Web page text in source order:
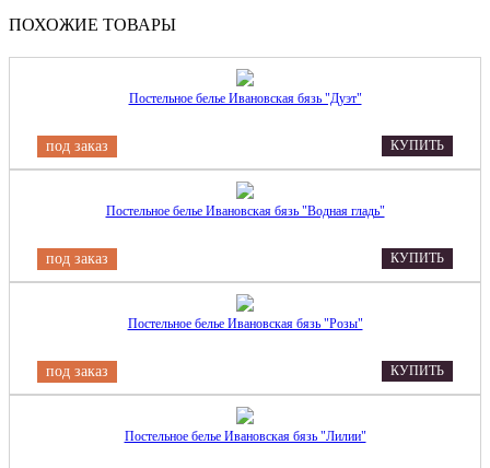
ПОХОЖИЕ ТОВАРЫ
Постельное белье Ивановская бязь "Дуэт"
под заказ КУПИТЬ
Постельное белье Ивановская бязь "Водная гладь"
под заказ КУПИТЬ
Постельное белье Ивановская бязь "Розы"
под заказ КУПИТЬ
Постельное белье Ивановская бязь "Лилии"